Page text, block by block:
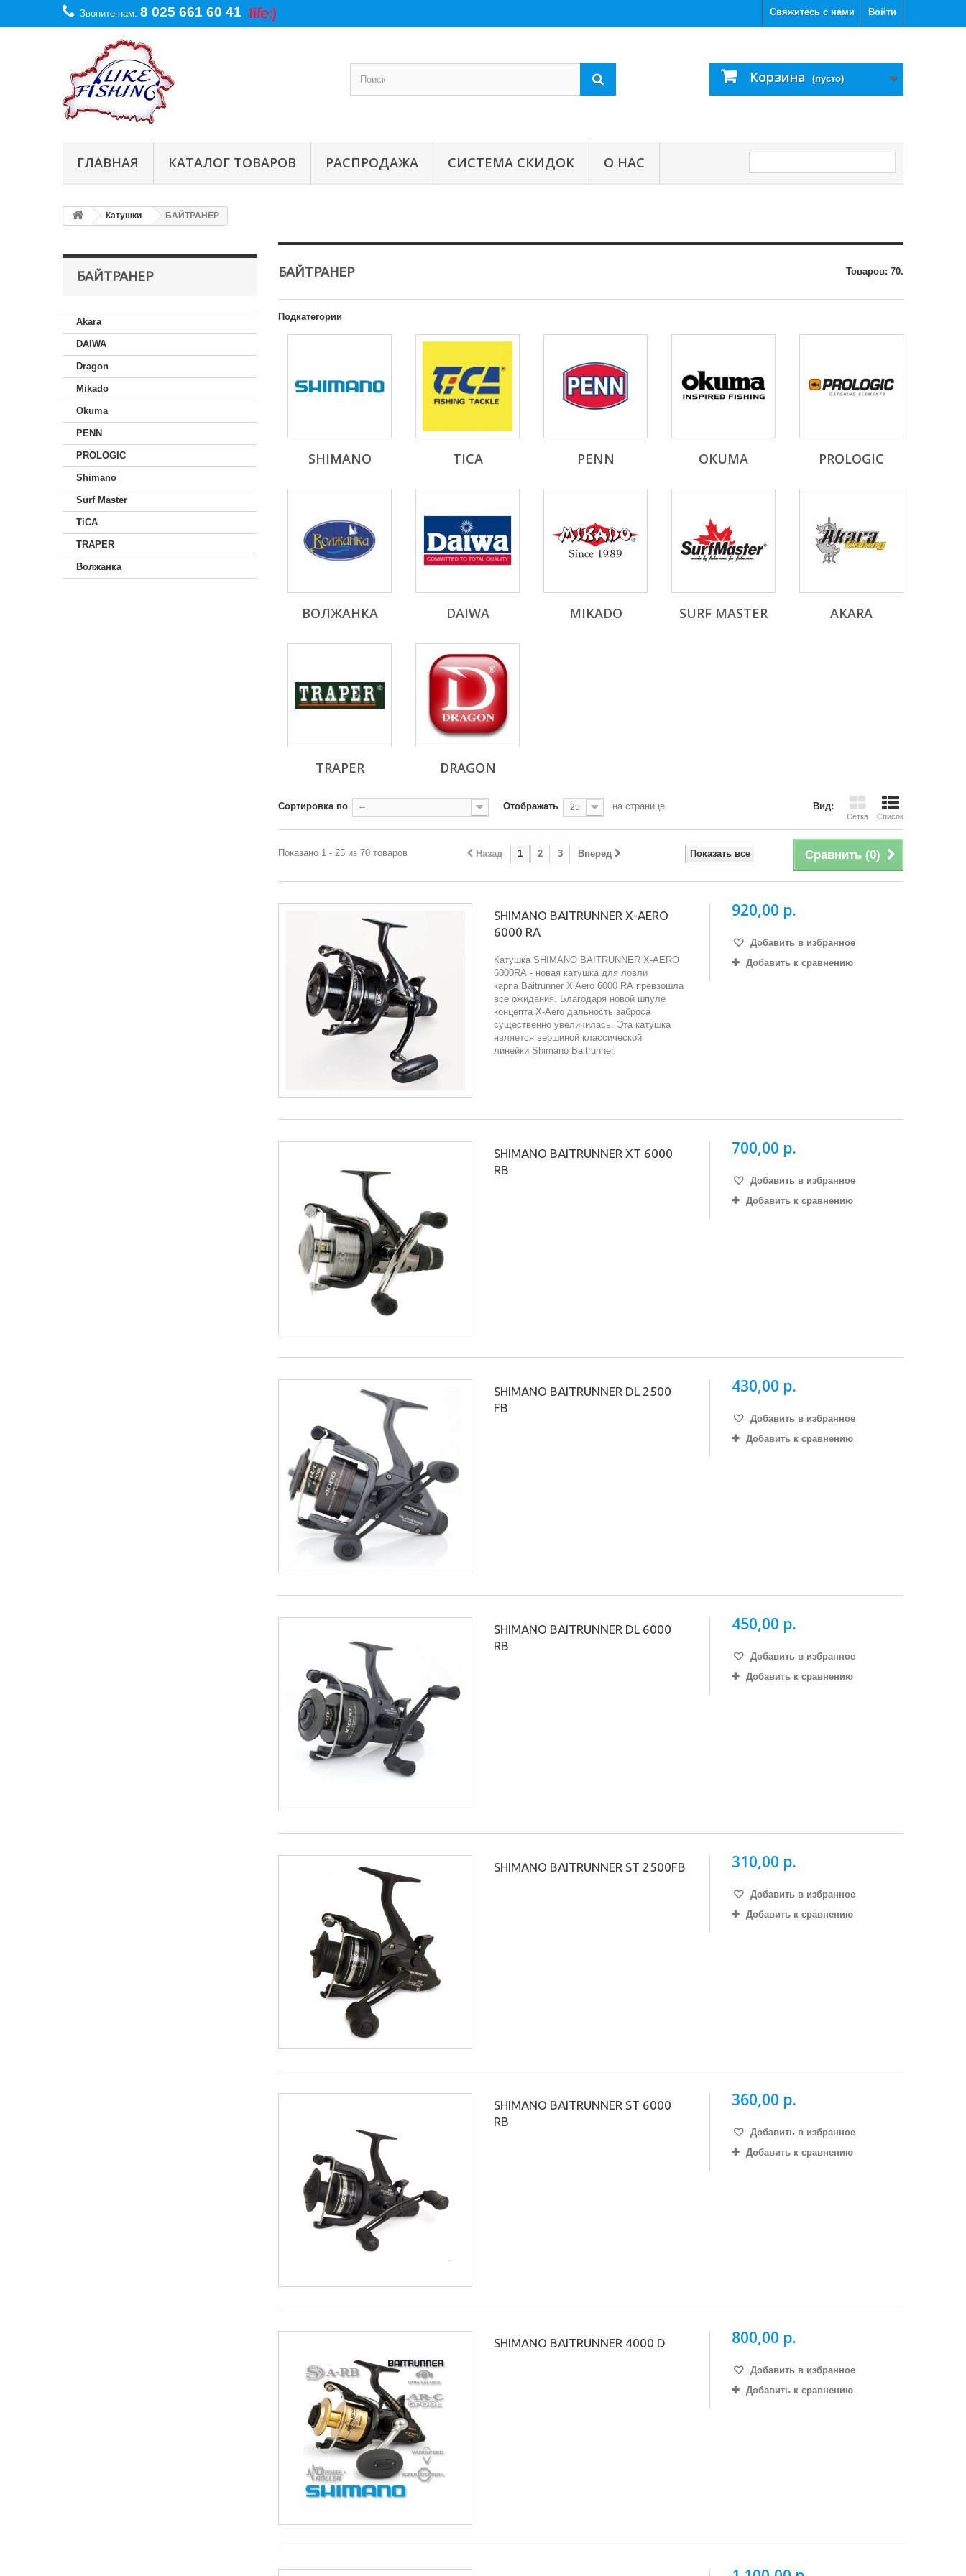
Войти
Свяжитесь с нами
Звоните нам: 8 025 661 60 41
Корзина (пусто)
ГЛАВНАЯ КАТАЛОГ ТОВАРОВ РАСПРОДАЖА СИСТЕМА СКИДОК О НАС
Катушки БАЙТРАНЕР
БАЙТРАНЕР
Akara
DAIWA
Dragon
Mikado
Okuma
PENN
PROLOGIC
Shimano
Surf Master
TiCA
TRAPER
Волжанка
БАЙТРАНЕР Товаров: 70.
Подкатегории
SHIMANO TICA PENN OKUMA PROLOGIC
ВОЛЖАНКА DAIWA MIKADO SURF MASTER AKARA
TRAPER DRAGON
Вид:
Сетка Список
Сортировка по -- Отображать 25 на странице
Сравнить (0)
Показать все
Назад 1 2 3 Вперед
Показано 1 - 25 из 70 товаров
SHIMANO BAITRUNNER X-AERO
6000 RA
Катушка SHIMANO BAITRUNNER X-AERO
6000RA - новая катушка для ловли
карпа Baitrunner X Aero 6000 RA превзошла
все ожидания. Благодаря новой шпуле
концепта X-Aero дальность заброса
существенно увеличилась. Эта катушка
является вершиной классической
линейки Shimano Baitrunner.
920,00 р.
Добавить в избранное
Добавить к сравнению
SHIMANO BAITRUNNER XT 6000
RB
700,00 р.
Добавить в избранное
Добавить к сравнению
SHIMANO BAITRUNNER DL 2500
FB
430,00 р.
Добавить в избранное
Добавить к сравнению
SHIMANO BAITRUNNER DL 6000
RB
450,00 р.
Добавить в избранное
Добавить к сравнению
SHIMANO BAITRUNNER ST 2500FB 310,00 р.
Добавить в избранное
Добавить к сравнению
SHIMANO BAITRUNNER ST 6000
RB
360,00 р.
Добавить в избранное
Добавить к сравнению
SHIMANO BAITRUNNER 4000 D 800,00 р.
Добавить в избранное
Добавить к сравнению